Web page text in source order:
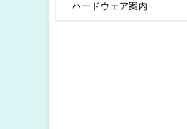
ハードウェア案内